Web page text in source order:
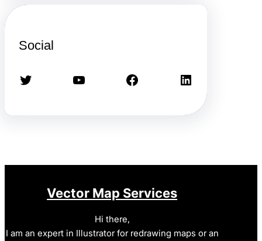
Social
Twitter YouTube Facebook LinkedIn
Vector Map Services
Hi there,
I am an expert in Illustrator for redrawing maps or an